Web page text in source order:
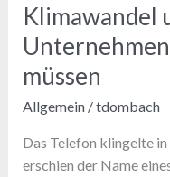
Klimawandel
müssen
Allgemein/tdombach
Das Telefon klingelte
erschien der Name